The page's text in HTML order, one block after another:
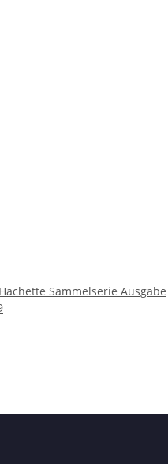
Sammelserie Ausgabe